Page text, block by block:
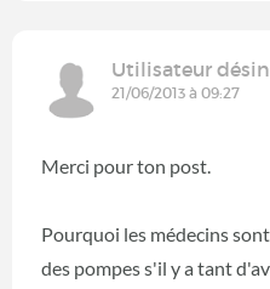
Utilisateur
21/06/2013 à 09:27
Merci pour ton post.
Pourquoi les médecins
des pompes s'il y a tant